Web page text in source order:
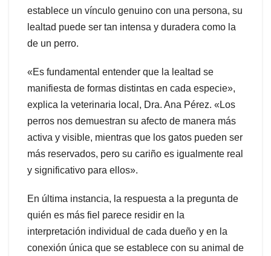
establece un vínculo genuino con una persona, su
lealtad puede ser tan intensa y duradera como la
de un perro.
«Es fundamental entender que la lealtad se
manifiesta de formas distintas en cada especie»,
explica la veterinaria local, Dra. Ana Pérez. «Los
perros nos demuestran su afecto de manera más
activa y visible, mientras que los gatos pueden ser
más reservados, pero su cariño es igualmente real
y significativo para ellos».
En última instancia, la respuesta a la pregunta de
quién es más fiel parece residir en la
interpretación individual de cada dueño y en la
conexión única que se establece con su animal de